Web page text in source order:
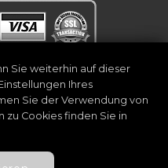
Sie weiterhin auf dieser
Ihres
Sie der Verwendung von
zu Cookies finden Sie in
werden | Kontakt